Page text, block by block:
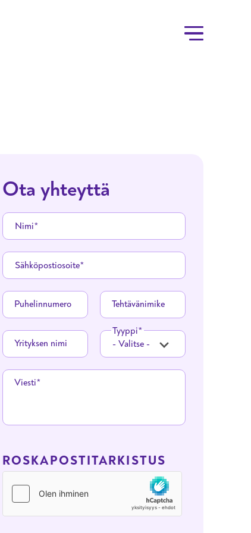
Ota yhteyttä
Nimi
Sähköpostiosoite
Puhelinnumero Tehtävänimike
Yrityksen nimi
Tyyppi
Viesti
ROSKAPOSTITARKISTUS